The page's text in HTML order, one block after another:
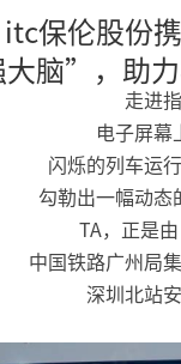
保伦股份
脑”，助
走进
电子屏幕
闪烁的列车运
勾勒出一幅动
TA，正是
中国铁路广州局
深圳北站